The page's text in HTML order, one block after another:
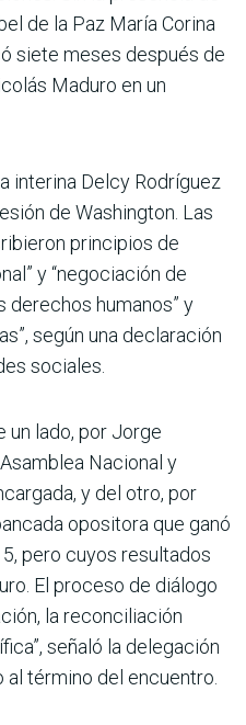
de la Paz María Corina
siete meses después de
Maduro en un
interina Delcy Rodríguez
de Washington. Las
principios de
y “negociación de
derechos humanos” y
según una declaración
sociales.
un lado, por Jorge
Nacional y
y del otro, por
opositora que ganó
pero cuyos resultados
El proceso de diálogo
la reconciliación
señaló la delegación
término del encuentro.